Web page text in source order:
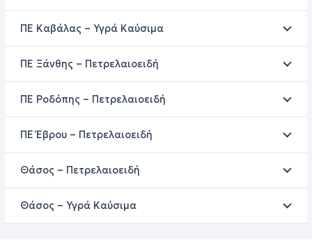
ΠΕ Καβάλας – Υγρά Καύσιμα
ΠΕ Ξάνθης – Πετρελαιοειδή
ΠΕ Ροδόπης – Πετρελαιοειδή
ΠΕ Έβρου – Πετρελαιοειδή
Θάσος – Πετρελαιοειδή
Θάσος – Υγρά Καύσιμα